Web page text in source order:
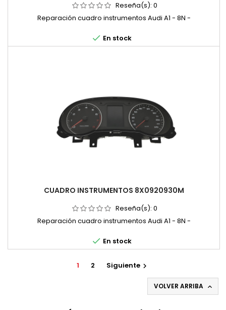
Reseña(s): 0
Reparación cuadro instrumentos Audi A1 - 8N -
 En stock
CUADRO INSTRUMENTOS 8X0920930M
Reseña(s): 0
Reparación cuadro instrumentos Audi A1 - 8N -
 En stock
1 2 Siguiente 
VOLVER ARRIBA 